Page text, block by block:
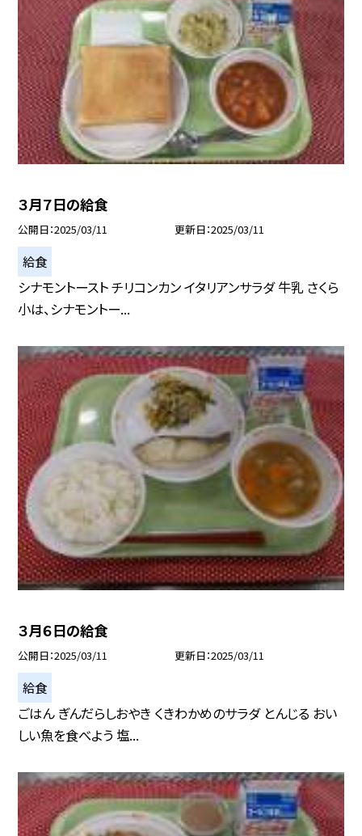
３月７日の給食
公開日 2025/03/11 更新日 2025/03/11
給食
シナモントースト チリコンカン イタリアンサラダ 牛乳 さくら
小は、シナモントー...
３月６日の給食
公開日 2025/03/11 更新日 2025/03/11
給食
ごはん ぎんだらしおやき くきわかめのサラダ とんじる おい
しい魚を食べよう 塩...